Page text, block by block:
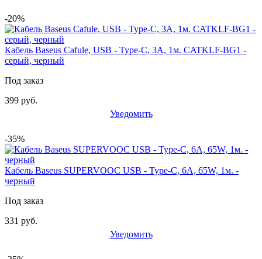
-20%
Кабель Baseus Cafule, USB - Type-C, 3A, 1м. CATKLF-BG1 -
серый, черный
Под заказ
399 руб.
Уведомить
-35%
Кабель Baseus SUPERVOOC USB - Type-C, 6A, 65W, 1м. -
черный
Под заказ
331 руб.
Уведомить